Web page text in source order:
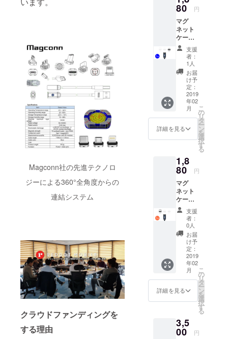
Magconn社の先進テクノロ
ジーによる360°全角度からの
連結システム
クラウドファンディングを
する理由
とご記
入くだ
さい。
※記入が
ない場
合は
Type-C
を発送
いたし
ます。
80 円
マグ
ネット
ケーブ
ル1本 +
Micro B
コネク
ター1個
セット
支援
者：
1人
お届
け予
定：
2019
年02
月
詳細を見る
こ
の
リ
タ
ー
ン
を
選
択
す
る
1,8
80 円
マグ
ネット
ケーブ
ル1本 +
Type-C
コネク
ター1個
セット
支援
者：
0人
お届
け予
定：
2019
年02
月
詳細を見る
こ
の
リ
タ
ー
ン
を
選
択
す
る
3,5
00 円